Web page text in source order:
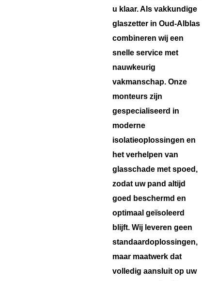
u klaar. Als vakkundige
glaszetter in Oud-Alblas
combineren wij een
snelle service met
nauwkeurig
vakmanschap. Onze
monteurs zijn
gespecialiseerd in
moderne
isolatieoplossingen en
het verhelpen van
glasschade met spoed,
zodat uw pand altijd
goed beschermd en
optimaal geïsoleerd
blijft. Wij leveren geen
standaardoplossingen,
maar maatwerk dat
volledig aansluit op uw